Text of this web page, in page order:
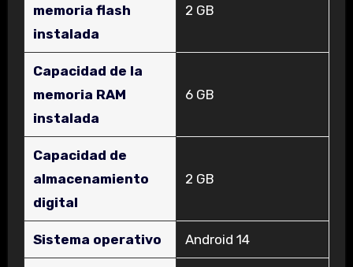
memoria flash
instalada
‎2 GB
Capacidad de la
memoria RAM
instalada
‎6 GB
Capacidad de
almacenamiento
digital
‎2 GB
Sistema operativo ‎Android 14